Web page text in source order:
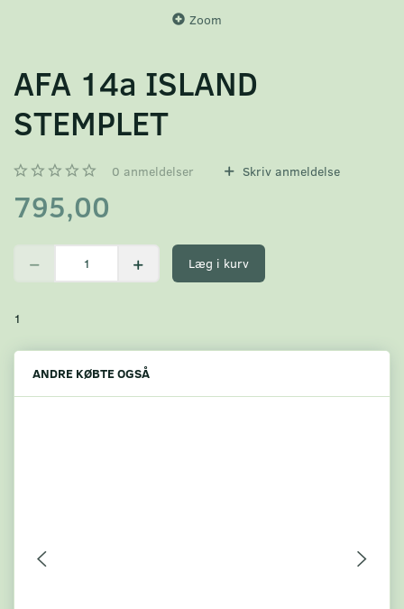
Zoom
AFA 14a ISLAND
STEMPLET
0 anmeldelser Skriv anmeldelse
795,00
Læg i kurv
1
ANDRE KØBTE OGSÅ